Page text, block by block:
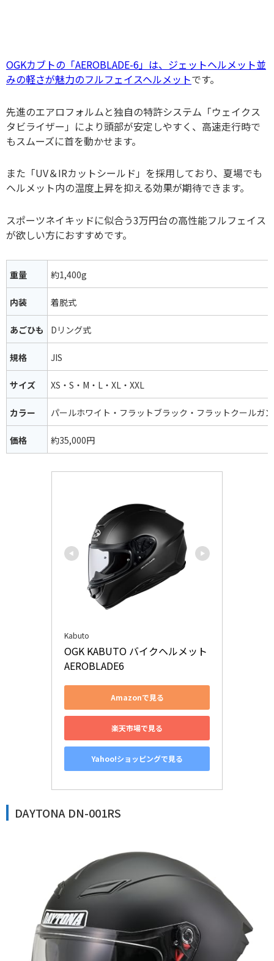
OGKカブトの「AEROBLADE-6」は、ジェットヘルメット並
みの軽さが魅力のフルフェイスヘルメットです。
先進のエアロフォルムと独自の特許システム「ウェイクス
タビライザー」により頭部が安定しやすく、高速走行時で
もスムーズに首を動かせます。
また「UV＆IRカットシールド」を採用しており、夏場でも
ヘルメット内の温度上昇を抑える効果が期待できます。
スポーツネイキッドに似合う3万円台の高性能フルフェイス
が欲しい方におすすめです。
重量 約1,400g
内装 着脱式
あごひも Dリング式
規格 JIS
サイズ XS・S・M・L・XL・XXL
カラー パールホワイト・フラットブラック・フラットクールガ
価格 約35,000円
Kabuto
OGK KABUTO バイクヘルメット
AEROBLADE6
Amazonで見る
楽天市場で見る
Yahoo!ショッピングで見る
DAYTONA DN-001RS